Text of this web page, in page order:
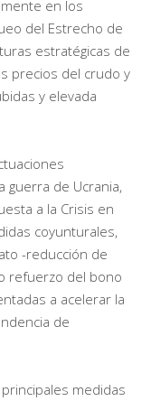
en los
del Estrecho de
estratégicas de
precios del crudo y
y elevada
guerra de Ucrania,
a la Crisis en
coyunturales,
-reducción de
refuerzo del bono
a acelerar la
de
medidas